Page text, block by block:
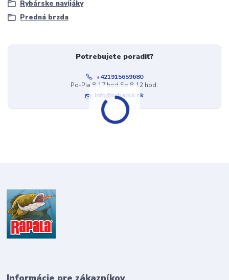
Rybárske navijáky
Predná brzda
Potrebujete poradiť?
+421915659680
Po-Pia 8-17 hod.So 8-12 hod.
info@rybarsk.sk